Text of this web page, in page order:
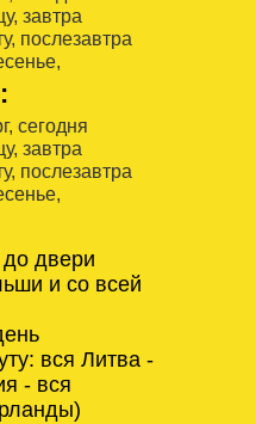
завтра
послезавтра
сегодня
завтра
послезавтра
двери
и со всей
вся Литва -
- вся